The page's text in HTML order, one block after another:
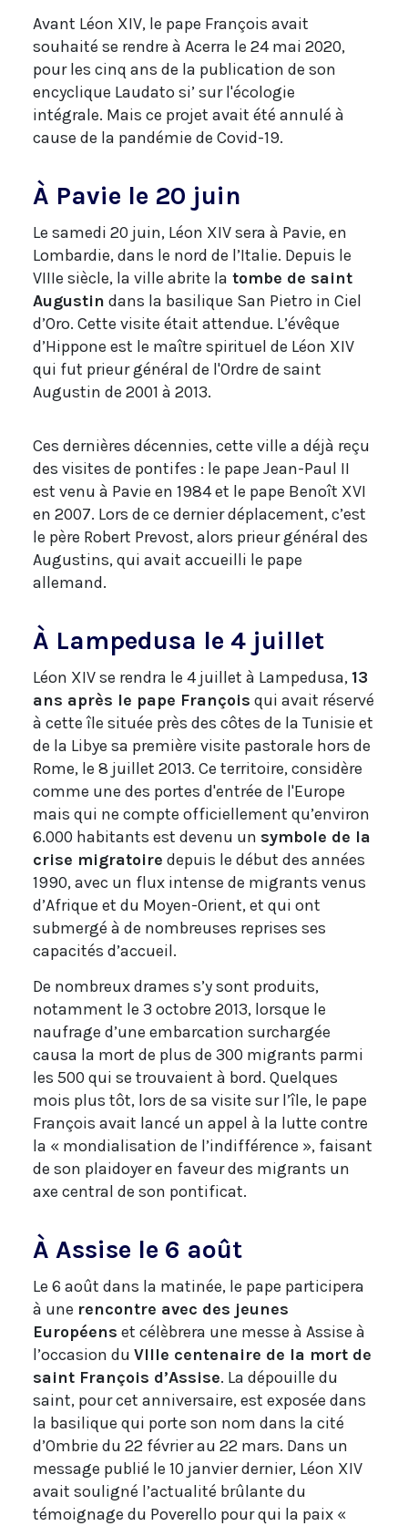
Avant Léon XIV, le pape François avait
souhaité se rendre à Acerra le 24 mai 2020,
pour les cinq ans de la publication de son
encyclique Laudato si’ sur l'écologie
intégrale. Mais ce projet avait été annulé à
cause de la pandémie de Covid-19.
À Pavie le 20 juin
Le samedi 20 juin, Léon XIV sera à Pavie, en
Lombardie, dans le nord de l’Italie. Depuis le
VIIIe siècle, la ville abrite la tombe de saint
Augustin dans la basilique San Pietro in Ciel
d’Oro. Cette visite était attendue. L’évêque
d’Hippone est le maître spirituel de Léon XIV
qui fut prieur général de l'Ordre de saint
Augustin de 2001 à 2013.
Ces dernières décennies, cette ville a déjà reçu
des visites de pontifes : le pape Jean-Paul II
est venu à Pavie en 1984 et le pape Benoît XVI
en 2007. Lors de ce dernier déplacement, c’est
le père Robert Prevost, alors prieur général des
Augustins, qui avait accueilli le pape
allemand.
À Lampedusa le 4 juillet
Léon XIV se rendra le 4 juillet à Lampedusa, 13
ans après le pape François qui avait réservé
à cette île située près des côtes de la Tunisie et
de la Libye sa première visite pastorale hors de
Rome, le 8 juillet 2013. Ce territoire, considère
comme une des portes d'entrée de l'Europe
mais qui ne compte officiellement qu’environ
6.000 habitants est devenu un symbole de la
crise migratoire depuis le début des années
1990, avec un flux intense de migrants venus
d’Afrique et du Moyen-Orient, et qui ont
submergé à de nombreuses reprises ses
capacités d’accueil.
De nombreux drames s’y sont produits,
notamment le 3 octobre 2013, lorsque le
naufrage d’une embarcation surchargée
causa la mort de plus de 300 migrants parmi
les 500 qui se trouvaient à bord. Quelques
mois plus tôt, lors de sa visite sur l’île, le pape
François avait lancé un appel à la lutte contre
la « mondialisation de l’indifférence », faisant
de son plaidoyer en faveur des migrants un
axe central de son pontificat.
À Assise le 6 août
Le 6 août dans la matinée, le pape participera
à une rencontre avec des jeunes
Européens et célèbrera une messe à Assise à
l’occasion du VIIIe centenaire de la mort de
saint François d’Assise. La dépouille du
saint, pour cet anniversaire, est exposée dans
la basilique qui porte son nom dans la cité
d’Ombrie du 22 février au 22 mars. Dans un
message publié le 10 janvier dernier, Léon XIV
avait souligné l’actualité brûlante du
témoignage du Poverello pour qui la paix «